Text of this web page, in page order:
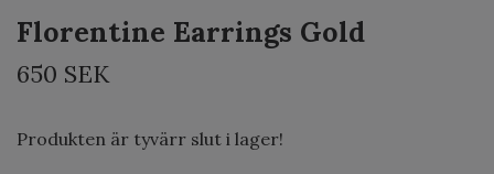
Florentine Earrings Gold
650 SEK
Produkten är tyvärr slut i lager!